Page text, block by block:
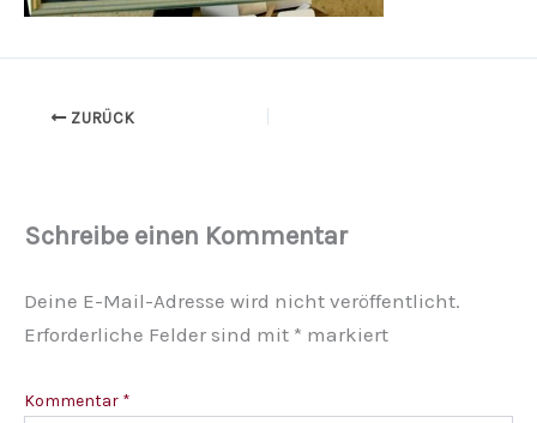
ZURÜCK
Schreibe einen Kommentar
Deine E-Mail-Adresse wird nicht veröffentlicht.
Erforderliche Felder sind mit * markiert
Kommentar *